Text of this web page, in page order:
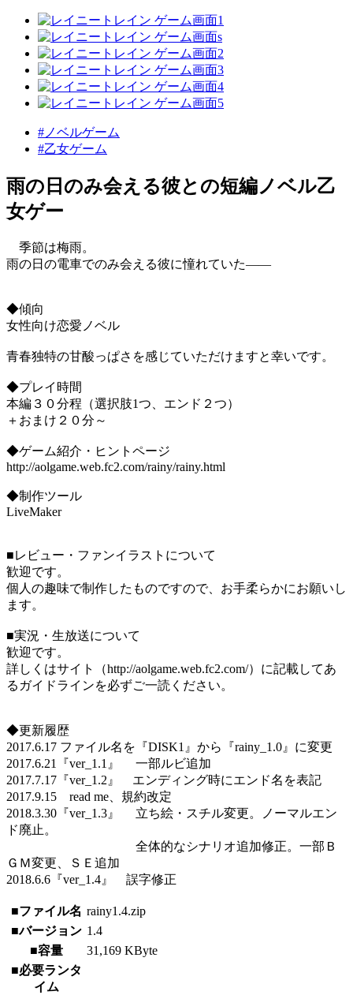
#ノベルゲーム
#乙女ゲーム
雨の日のみ会える彼との短編ノベル乙
女ゲー
季節は梅雨。
雨の日の電車でのみ会える彼に憧れていた――
◆傾向
女性向け恋愛ノベル
青春独特の甘酸っぱさを感じていただけますと幸いです。
◆プレイ時間
本編３０分程（選択肢1つ、エンド２つ）
＋おまけ２０分～
◆ゲーム紹介・ヒントページ
http://aolgame.web.fc2.com/rainy/rainy.html
◆制作ツール
LiveMaker
■レビュー・ファンイラストについて
歓迎です。
個人の趣味で制作したものですので、お手柔らかにお願いし
ます。
■実況・生放送について
歓迎です。
詳しくはサイト（http://aolgame.web.fc2.com/）に記載してあ
るガイドラインを必ずご一読ください。
◆更新履歴
2017.6.17 ファイル名を『DISK1』から『rainy_1.0』に変更
2017.6.21『ver_1.1』 一部ルビ追加
2017.7.17『ver_1.2』 エンディング時にエンド名を表記
2017.9.15 read me、規約改定
2018.3.30『ver_1.3』 立ち絵・スチル変更。ノーマルエン
ド廃止。
全体的なシナリオ追加修正。一部Ｂ
ＧＭ変更、ＳＥ追加
2018.6.6『ver_1.4』 誤字修正
■ファイル名 rainy1.4.zip
■バージョン 1.4
■容量
31,169 KByte
■必要ランタ
イム